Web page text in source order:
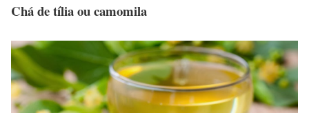
Chá de tília ou camomila